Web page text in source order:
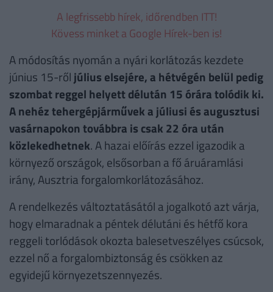
A legfrissebb hírek, időrendben ITT!
Kövess minket a Google Hírek-ben is!
A módosítás nyomán a nyári korlátozás kezdete
június 15-ről július elsejére, a hétvégén belül pedig
szombat reggel helyett délután 15 órára tolódik ki.
A nehéz tehergépjárművek a júliusi és augusztusi
vasárnapokon továbbra is csak 22 óra után
közlekedhetnek. A hazai előírás ezzel igazodik a
környező országok, elsősorban a fő áruáramlási
irány, Ausztria forgalomkorlátozásához.
A rendelkezés változtatásától a jogalkotó azt várja,
hogy elmaradnak a péntek délutáni és hétfő kora
reggeli torlódások okozta balesetveszélyes csúcsok,
ezzel nő a forgalombiztonság és csökken az
egyidejű környezetszennyezés.